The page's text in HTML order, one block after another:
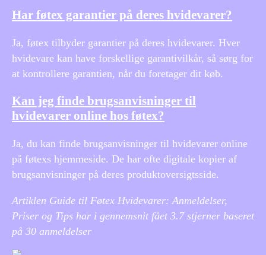
Har føtex garantier på deres hvidevarer?
Ja, føtex tilbyder garantier på deres hvidevarer. Hver
hvidevare kan have forskellige garantivilkår, så sørg for
at kontrollere garantien, når du foretager dit køb.
Kan jeg finde brugsanvisninger til
hvidevarer online hos føtex?
Ja, du kan finde brugsanvisninger til hvidevarer online
på føtexs hjemmeside. De har ofte digitale kopier af
brugsanvisninger på deres produktoversigtsside.
Artiklen Guide til Føtex Hvidevarer: Anmeldelser,
Priser og Tips har i gennemsnit fået 3.7stjerner baseret
på 30 anmeldelser